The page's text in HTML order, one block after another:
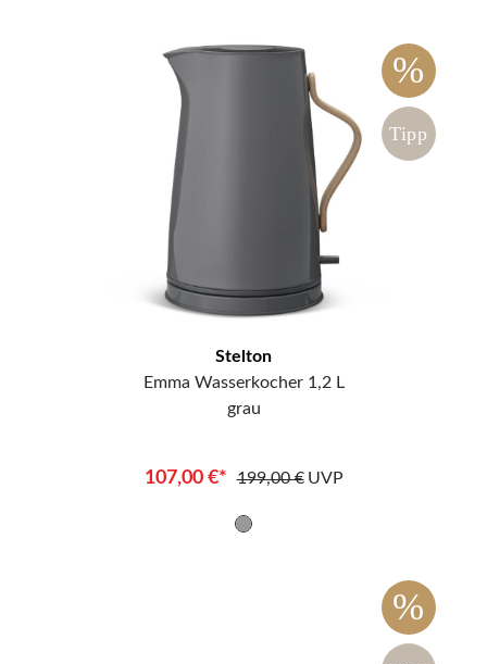
%
Tipp
Stelton
Emma Wasserkocher 1,2 L
grau
107,00 €* 199,00 € UVP
%